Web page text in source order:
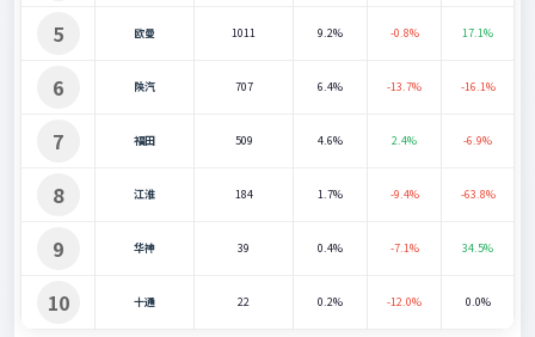
5 欧曼 1011 9.2% -0.8% 17.1%
6 陕汽 707 6.4% -13.7% -16.1%
7 福田 509 4.6% 2.4% -6.9%
8 江淮 184 1.7% -9.4% -63.8%
9 华神 39 0.4% -7.1% 34.5%
10 十通 22 0.2% -12.0% 0.0%